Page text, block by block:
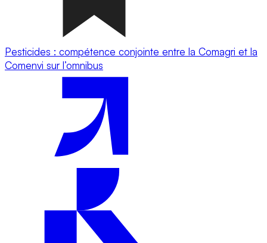
Pesticides : compétence conjointe entre la Comagri et la
Comenvi sur l’omnibus